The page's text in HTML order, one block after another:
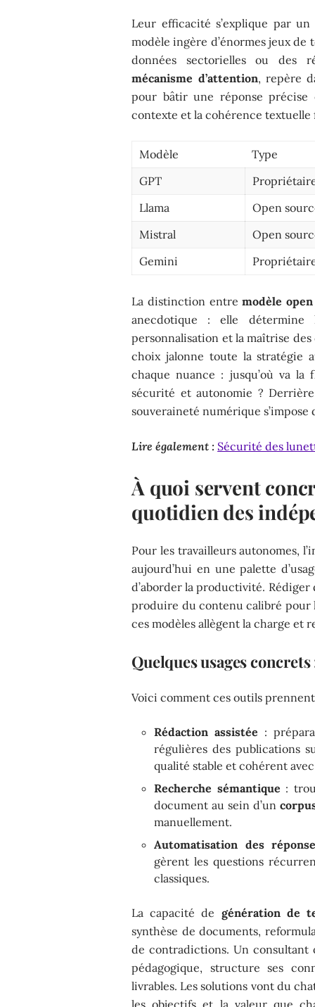
Leur efficacité s’explique par un
modèle ingère d’énormes jeux de
données sectorielles ou des
mécanisme d’attention, repère
pour bâtir une réponse précise
contexte et la cohérence textuelle
Modèle
Type
GPT
Llama
Open
Mistral
Open
Gemini
La distinction entremodèle
anecdotique : elle
personnalisation et la maîtrise
choix jalonne toute la stratégie
chaque nuance : jusqu’où va
sécurité et autonomie ?
souveraineté numérique
Lire également : Sécurité des
À quoi servent
quotidien des
Pour les travailleurs autonomes,
aujourd’hui en une palette
d’aborder la productivité.
produire du contenu calibré
ces modèles allègent la charge et
Quelques usages concrets
Voici comment ces outils
Rédaction assistée :
régulières des publications
qualité stable et cohérent
Recherche sémantique :
document au sein d’un
manuellement.
Automatisation des
gèrent les questions
classiques.
La capacité de génération de
synthèse de documents,
de contradictions. Un consultant
pédagogique, structure ses
livrables. Les solutions vont du
les objectifs et la valeur que